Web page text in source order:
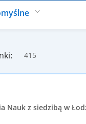
415
Nauk z siedzibą w